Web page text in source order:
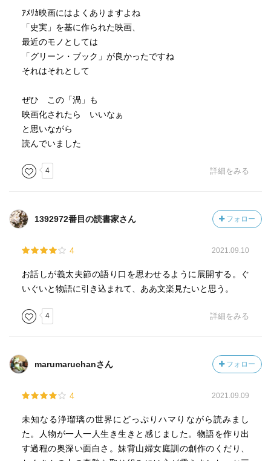
ｱﾒﾘｶ映画にはよくありますよね
「史実」を基に作られた映画、
最近のモノとしては
「グリーン・ブック」が良かったですね
それはそれとして
ぜひ この「渦」も
映画化されたら いいなぁ
と思いながら
読んでいました
4 詳細をみる
1392972番目の読書家さん フォロー
4 2021.09.10
お話しが義太夫節の語り口を思わせるように展開する。ぐ
いぐいと物語に引き込まれて、ああ文楽見たいと思う。
4 詳細をみる
marumaruchanさん フォロー
4 2021.09.09
未知なる浄瑠璃の世界にどっぷりハマりながら読みまし
た。人物が一人一人生き生きと感じました。物語を作り出
す過程の奥深い面白さ。妹背山婦女庭訓の創作のくだり、